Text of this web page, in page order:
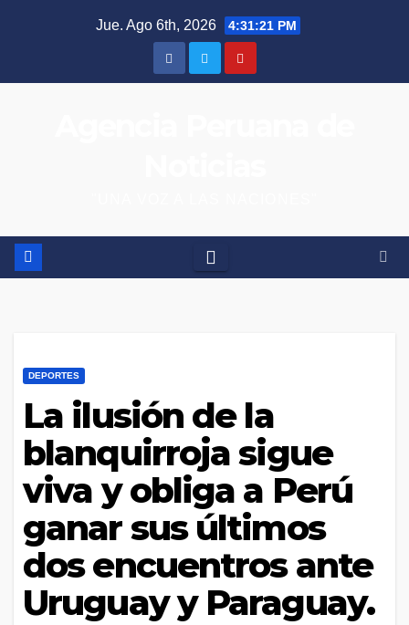
Jue. Ago 6th, 2026 4:31:22 PM
DEPORTES
La ilusión de la
blanquirroja sigue
viva y obliga a Perú
ganar sus últimos
dos encuentros ante
Uruguay y Paraguay.